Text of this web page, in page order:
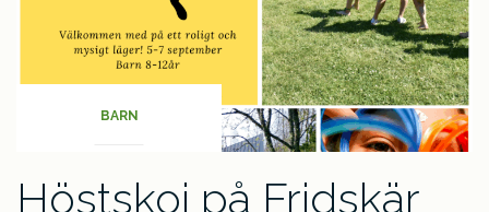
BARN
Höstskoj på Fridskär